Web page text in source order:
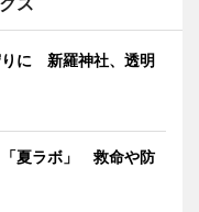
りに 新羅神社、透明
「夏ラボ」 救命や防